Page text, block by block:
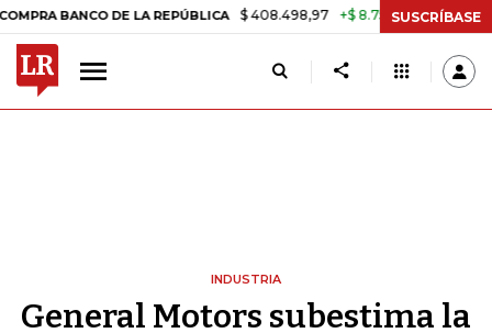
DE LA REPÚBLICA $ 408.498,97 +$ 8.753,81 +2,19% TASA
SUSCRÍBASE
INDUSTRIA
General Motors subestima la